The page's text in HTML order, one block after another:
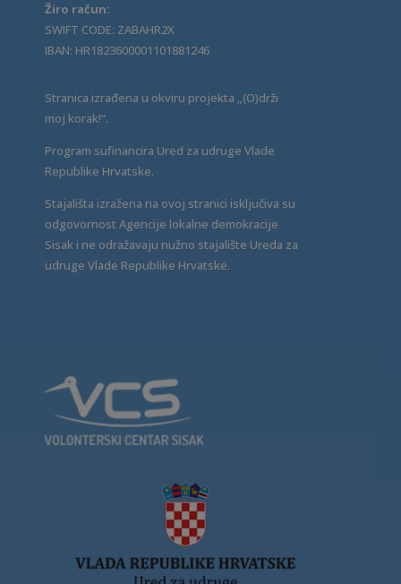
Žiro račun:
SWIFT CODE: ZABAHR2X
IBAN: HR1823600001101881246
Stranica izrađena u okviru projekta „(O)drži
moj korak!“.
Program sufinancira Ured za udruge Vlade
Republike Hrvatske.
Stajališta izražena na ovoj stranici isključiva su
odgovornost Agencije lokalne demokracije
Sisak i ne odražavaju nužno stajalište Ureda za
udruge Vlade Republike Hrvatske.